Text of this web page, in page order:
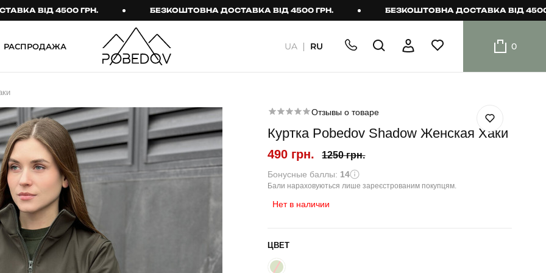
ВІД 4500 ГРН. БЕЗКОШТОВНА ДОСТАВКА ВІД 4500 ГРН. БЕЗКОШТОВНА ДОСТАВКА ВІД 4500 ГРН.
Джогери
Карго
Спортивні штани
Лосины
Джинсы
КОМПЛЕКТИ
Куртка й штани
Тактичний жіночий
одяг
Тактичний чоловічий
одяг
ТЕРМО-КОМПЛЕКТИ
ФУТБОЛКИ І СОРОЧКИ
шорти
Шорти
РАСПРОДАЖА UA RU 0
Отзывы о товаре
Куртка Pobedov Shadow Женская Хаки
490 грн. 1250 грн.
Бонусные баллы: 14
Бали нараховуються лише зареєстрованим покупцям.
Нет в наличии
ЦВЕТ